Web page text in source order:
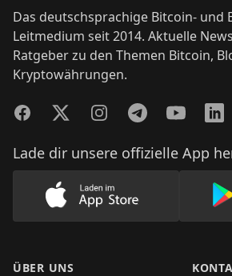
Das deutschsprachige Bitcoin- und
Leitmedium seit 2014. Aktuelle
Ratgeber zu den Themen Bitcoin,
Kryptowährungen.
FacebookTwitterInstagramTelegramYouTube
Lade dir unsere offizielle App
Lade unsere App im
ÜBER UNS